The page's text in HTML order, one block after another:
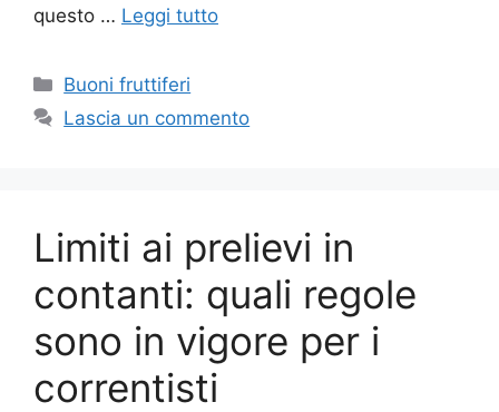
questo … Leggi tutto
Categorie
Buoni fruttiferi
Lascia un commento
Limiti ai prelievi in
contanti: quali regole
sono in vigore per i
correntisti